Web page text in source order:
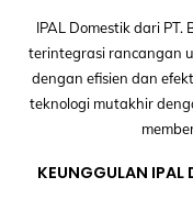
IPAL Domestik dari
terintegrasi rancangan
dengan efisien dan
teknologi mutakhir
KEUNGGULAN IPAL